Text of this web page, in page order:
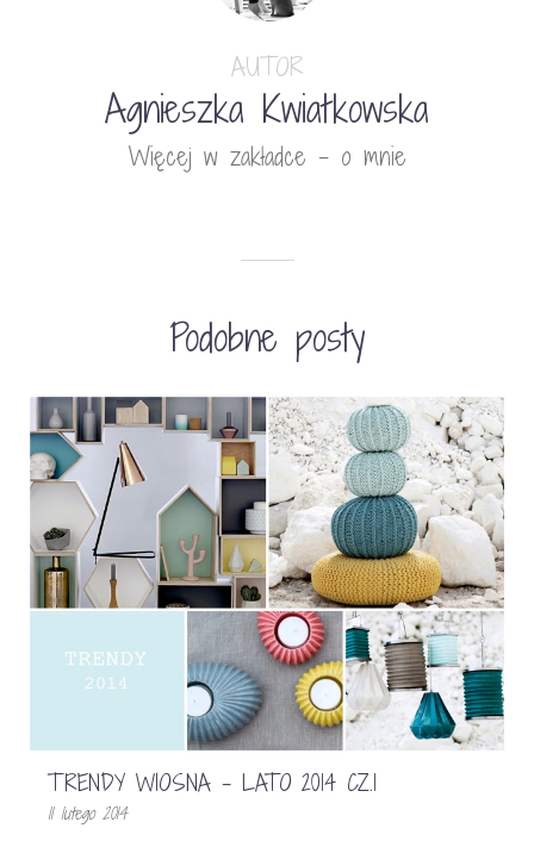
AUTOR
Agnieszka Kwiatkowska
Więcej w zakładce - o mnie
Podobne posty
TRENDY WIOSNA – LATO 2014 CZ.1
11 lutego 2014